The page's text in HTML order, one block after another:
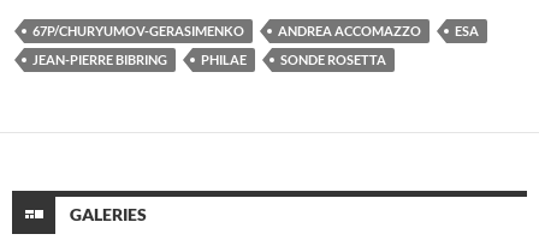
67P/CHURYUMOV-GERASIMENKO ANDREA ACCOMAZZO
ESA
JEAN-PIERRE BIBRING
PHILAE SONDE ROSETTA
GALERIES